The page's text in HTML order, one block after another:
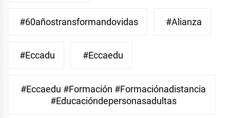
#60añostransformandovidas #Alianza
#eccadu #eccaedu
#eccaedu #formación #formaciónadistancia
#educacióndepersonasadultas